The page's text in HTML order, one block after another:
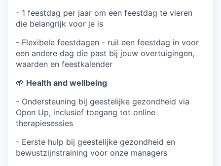
- 1 feestdag per jaar om een feestdag te vieren
die belangrijk voor je is
- Flexibele feestdagen - ruil een feestdag in voor
een andere dag die past bij jouw overtuigingen,
waarden en feestkalender
🌱 Health and wellbeing
- Ondersteuning bij geestelijke gezondheid via
Open Up, inclusief toegang tot online
therapiesessies
- Eerste hulp bij geestelijke gezondheid en
bewustzijnstraining voor onze managers